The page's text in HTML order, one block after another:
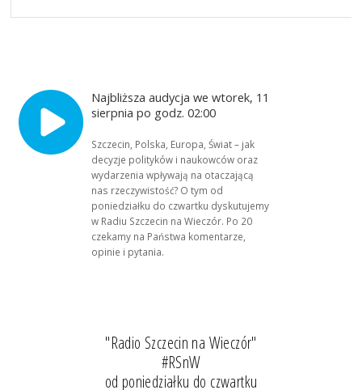
Najbliższa audycja we wtorek, 11
sierpnia po godz. 02:00
Szczecin, Polska, Europa, Świat – jak
decyzje polityków i naukowców oraz
wydarzenia wpływają na otaczającą
nas rzeczywistość? O tym od
poniedziałku do czwartku dyskutujemy
w Radiu Szczecin na Wieczór. Po 20
czekamy na Państwa komentarze,
opinie i pytania.
"Radio Szczecin na Wieczór"
#RSnW
od poniedziałku do czwartku